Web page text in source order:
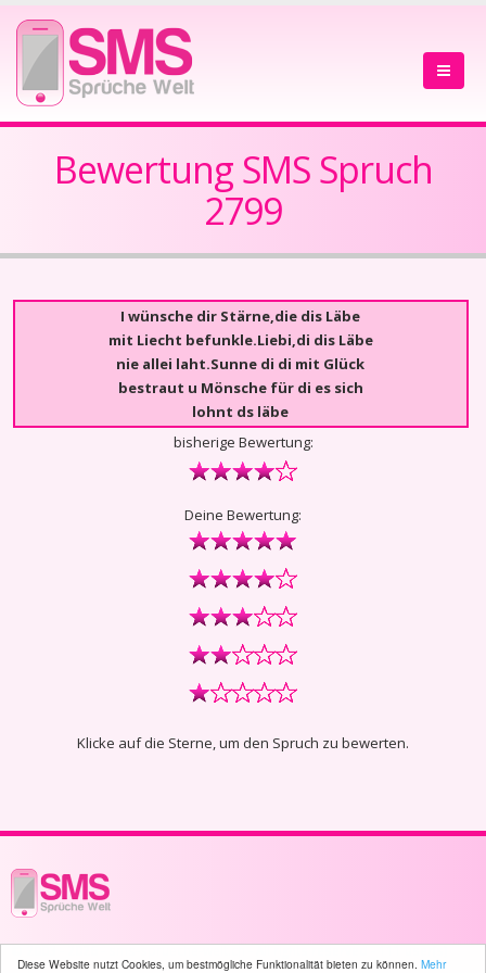
Diese Website nutzt Cookies, um bestmögliche Funktionalität bieten zu können. Mehr
Bewertung SMS Spruch
2799
I wünsche dir Stärne,die dis Läbe
mit Liecht befunkle.Liebi,di dis Läbe
nie allei laht.Sunne di di mit Glück
bestraut u Mönsche für di es sich
lohnt ds läbe
bisherige Bewertung:
Deine Bewertung:
Klicke auf die Sterne, um den Spruch zu bewerten.
© 2003 - 2026 -sms-sprueche-welt.ch- All rights reserved -111 user(s)